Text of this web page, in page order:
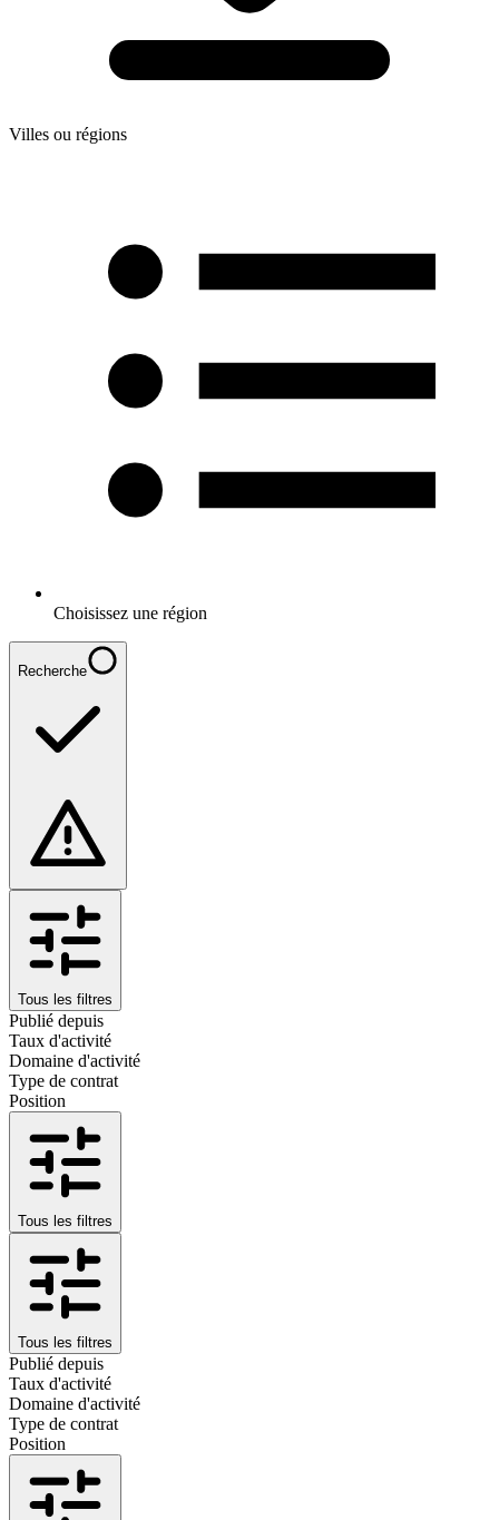
Villes ou régions
Choisissez une région
Recherche
Tous les filtres
Publié depuis
Taux d'activité
Domaine d'activité
Type de contrat
Position
Tous les filtres
Tous les filtres
Publié depuis
Taux d'activité
Domaine d'activité
Type de contrat
Position